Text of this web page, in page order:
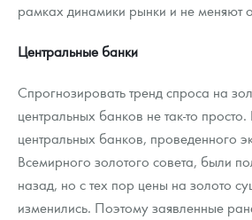
рамках динамики рынки и не меняют
Центральные банки
Спрогнозировать тренд спроса на
центральных банков не так-то
центральных банков, проведенного
Всемирного золотого совета, были
назад, но с тех пор цены на золото
изменились. Поэтому заявленные